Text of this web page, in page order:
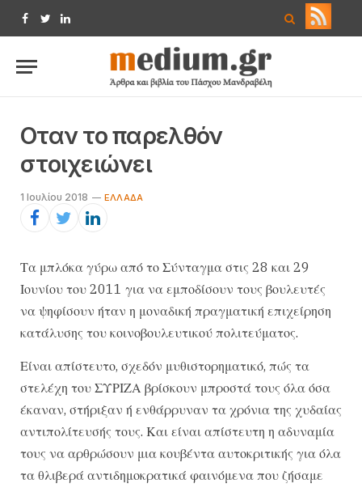
Facebook
TwitterLinkedIn
Οταν το παρελθόν
στοιχειώνει
1 Ιουλίου 2018 ΕΛΛΆΔΑ
Τα μπλόκα γύρω από το Σύνταγμα στις 28 και 29
Ιουνίου του 2011 για να εμποδίσουν τους βουλευτές
να ψηφίσουν ήταν η μοναδική πραγματική επιχείρηση
κατάλυσης του κοινοβουλευτικού πολιτεύματος.
Ε​​ίναι απίστευτο, σχεδόν μυθιστορηματικό, πώς τα
στελέχη του ΣΥΡΙΖΑ βρίσκουν μπροστά τους όλα όσα
έκαναν, στήριξαν ή ενθάρρυναν τα χρόνια της χυδαίας
αντιπολίτευσής τους. Και είναι απίστευτη η αδυναμία
τους να αρθρώσουν μια κουβέντα αυτοκριτικής για όλα
τα θλιβερά αντιδημοκρατικά φαινόμενα που ζήσαμε